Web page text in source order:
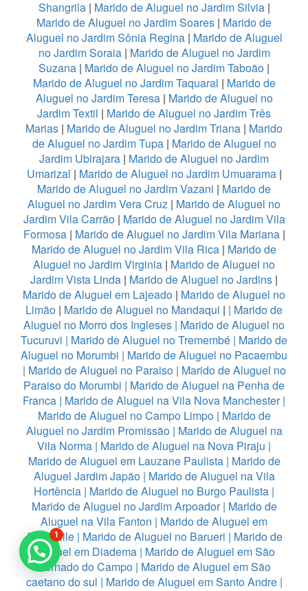
Shangrila| Marido de Aluguel no Jardim Silvia|
Marido de Aluguel no Jardim Soares | Marido de
Aluguel no Jardim Sônia Regina| Marido de Aluguel
no Jardim Soraia| Marido de Aluguel no Jardim
Suzana | Marido de Aluguel no Jardim Taboão |
Marido de Aluguel no Jardim Taquaral | Marido de
Aluguel no Jardim Teresa| Marido de Aluguel no
Jardim Textil | Marido de Aluguel no Jardim Três
Marias | Marido de Aluguel no Jardim Triana | Marido
de Aluguel no Jardim Tupa| Marido de Aluguel no
Jardim Ubirajara | Marido de Aluguel no Jardim
Umarizal | Marido de Aluguel no Jardim Umuarama|
Marido de Aluguel no Jardim Vazani | Marido de
Aluguel no Jardim Vera Cruz | Marido de Aluguel no
Jardim Vila Carrão| Marido de Aluguel no Jardim Vila
Formosa| Marido de Aluguel no Jardim Vila Mariana|
Marido de Aluguel no Jardim Vila Rica | Marido de
Aluguel no Jardim Virginia | Marido de Aluguel no
Jardim Vista Linda | Marido de Aluguel no Jardins |
Marido de Aluguel em Lajeado | Marido de Aluguel no
Limão | Marido de Aluguel no Mandaqui | | Marido de
Aluguel no Morro dos Ingleses | Marido de Aluguel no
Tucuruvi | Marido de Aluguel no Tremembé | Marido de
Aluguel no Morumbi | Marido de Aluguel no Pacaembu
| Marido de Aluguel no Paraiso| Marido de Aluguel no
Paraiso do Morumbi | Marido de Aluguel na Penha de
Franca | Marido de Aluguel na Vila Nova Manchester|
Marido de Aluguel no Campo Limpo| Marido de
Aluguel no Jardim Promissão| Marido de Aluguel na
Vila Norma | Marido de Aluguel na Nova Piraju |
Marido de Aluguel em Lauzane Paulista| Marido de
Aluguel Jardim Japão| Marido de Aluguel na Vila
Hortência | Marido de Aluguel no Burgo Paulista |
Marido de Aluguel no Jardim Arpoador| Marido de
Aluguel na Vila Fanton | Marido de Aluguel em
Alphaville | Marido de Aluguel no Barueri | Marido de
Aluguel em Diadema| Marido de Aluguel em São
Bernado do Campo | Marido de Aluguel em São
caetano do sul | Marido de Aluguel em Santo Andre|
1